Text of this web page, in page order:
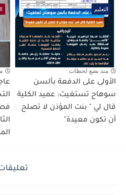
التعليم
منذ بضع لحظات
الأولى على الدفعة بألسن
سوهاج تستغيث: عميد الكلية
قال لي " بنت المؤذن لا تصلح
أن تكون معيدة"